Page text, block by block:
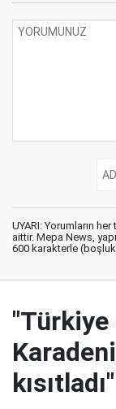
UYARI: Yorumların
aittir. Mepa News,
600 karakterle
"Türkiye
kısıtladı"